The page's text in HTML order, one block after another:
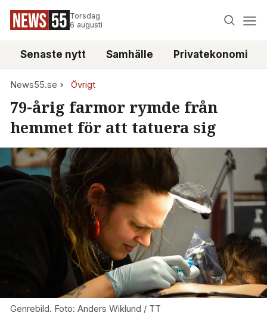
Torsdag
6 augusti
Senaste nytt Samhälle Privatekonomi
News55.se Övrigt
79-årig farmor rymde från
hemmet för att tatuera sig
Genrebild. Foto: Anders Wiklund / TT